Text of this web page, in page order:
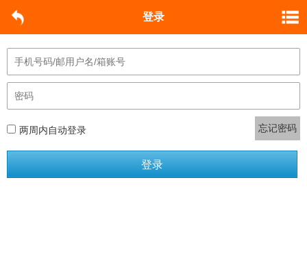
登录
两周内自动登录 忘记密码